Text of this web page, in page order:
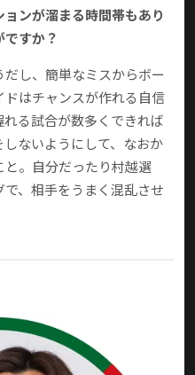
ョンが溜まる時間帯もあり
すか？
し、簡単なミスからボー
はチャンスが作れる自信
る試合が数多くできれば
ないようにして、なおか
。自分だったり村越選
、相手をうまく混乱させ